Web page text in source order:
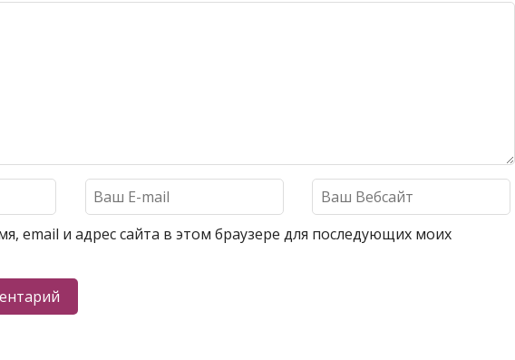
email и адрес сайта в этом браузере для последующих моих